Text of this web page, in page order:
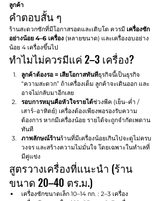
ลูกค้า
คำตอบสั้น ๆ
ร้านสะดวกซักที่มีโอกาสรอดและเติบโต ควรมี เครื่องซัก
อย่างน้อย 4–6 เครื่อง (หลายขนาด) และเครื่องอบอย่าง
น้อย 4 เครื่องขึ้นไป
ทำไมไม่ควรมีแค่ 2–3 เครื่อง?
ลูกค้าต้องรอ = เสียโอกาสทันทีธุรกิจนี้เป็นธุรกิจ
“ความสะดวก” ถ้าเครื่องเต็ม ลูกค้าจะเดินออก และ
อาจไม่กลับมาอีกเลย
รอบการหมุนคือหัวใจรายได้ช่วงพีค (เย็น–ค่ำ /
เสาร์–อาทิตย์) เครื่องต้องเพียงพอรองรับความ
ต้องการ หากมีเครื่องน้อย รายได้จะถูกจำกัดเพดาน
ทันที
ภาพลักษณ์ร้านร้านที่มีเครื่องน้อยเกินไปจะดูไม่ครบ
วงจร และสร้างความไม่มั่นใจ โดยเฉพาะในทำเลที่
มีคู่แข่ง
สูตรวางเครื่องที่แนะนำ (ร้าน
ขนาด 20–40 ตร.ม.)
เครื่องซักขนาดเล็ก 10–14 กก. : 2–3 เครื่อง